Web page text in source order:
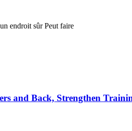
endroit sûr Peut faire
and Back, Strengthen